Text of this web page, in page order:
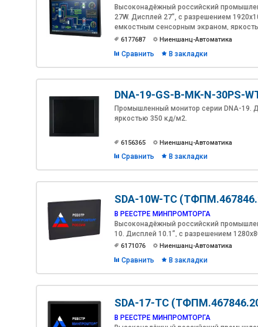
Высоконадёжный российский
27W. Дисплей 27”, с разрешением
емкостным сенсорным экраном,
антибликовым, антиУФ покрытиями и
6177687 Ниеншанц-Автоматика
Сравнить В закладки
DNA-19-GS-B-MK-N-30PS-
Промышленный монитор серии DNA-19.
яркостью 350 кд/м2.
6156365 Ниеншанц-Автоматика
Сравнить В закладки
SDA-10W-TC
В РЕЕСТРЕ МИНПРОМТОРГА
Высоконадёжный российский
10. Дисплей 10.1”, с разрешением
емкостным сенсорным экраном,
Bonding).
6171076 Ниеншанц-Автоматика
Сравнить В закладки
SDA-17-TC
В РЕЕСТРЕ МИНПРОМТОРГА